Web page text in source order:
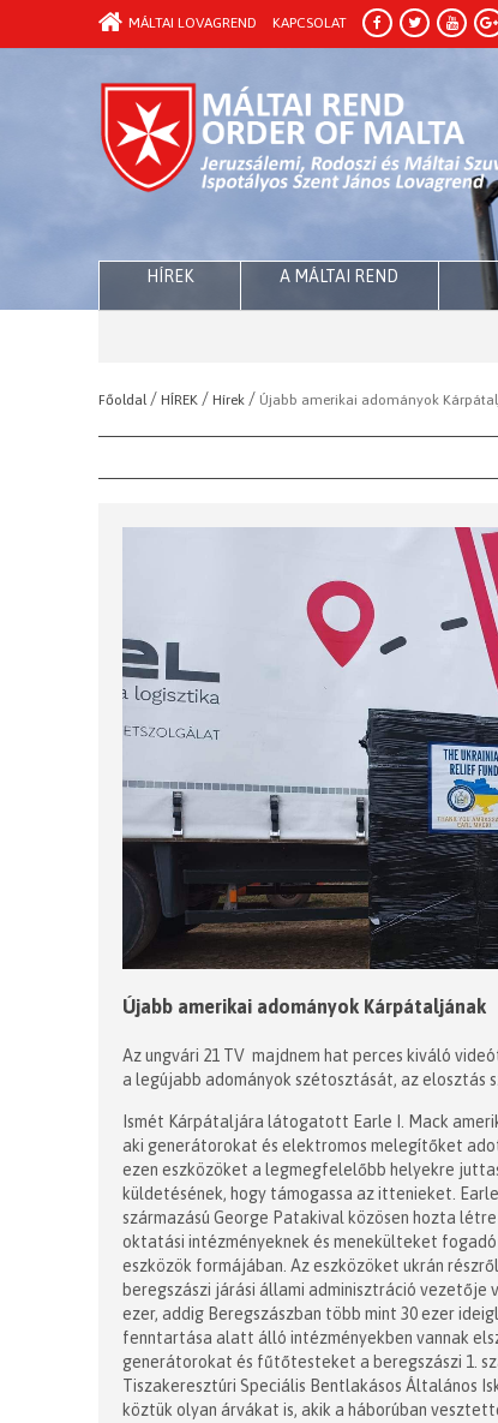
MÁLTAI LOVAGREND KAPCSOLAT
HÍREK A MÁLTAI REND
Főoldal / HÍREK / Hírek / Újabb amerikai adományok
Újabb amerikai adományok Kárpátaljának
Az ungvári 21 TV majdnem hat perces kiváló
a legújabb adományok szétosztását, az elosztás
Ismét Kárpátaljára látogatott Earle I. Mack
aki generátorokat és elektromos melegítőket
ezen eszközöket a legmegfelelőbb helyekre
küldetésének, hogy támogassa az ittenieket.
származású George Patakival közösen hozta
oktatási intézményeknek és menekülteket
eszközök formájában. Az eszközöket ukrán
beregszászi járási állami adminisztráció
ezer, addig Beregszászban több mint 30 ezer
fenntartása alatt álló intézményekben vannak
generátorokat és fűtőtesteket a beregszászi 1.
Tiszakeresztúri Speciális Bentlakásos Általános
köztük olyan árvákat is, akik a háborúban